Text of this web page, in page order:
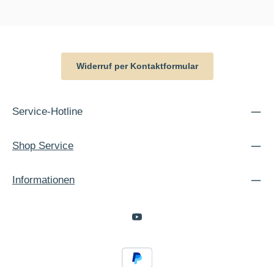
Widerruf per Kontaktformular
Service-Hotline
Shop Service
Informationen